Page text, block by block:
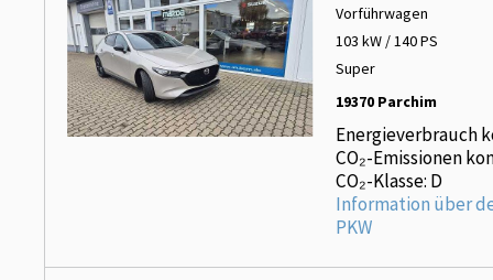
Vorführwagen
103 kW / 140 PS
Super
19370 Parchim
Energieverbrauch
CO₂-Emissionen
CO₂-Klasse: D
Information über
PKW